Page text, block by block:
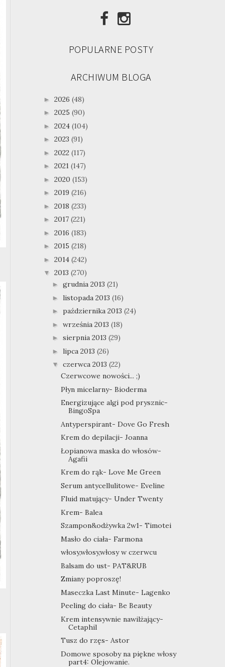
POPULARNE POSTY
ARCHIWUM BLOGA
► 2026 (48)
► 2025 (90)
► 2024 (104)
► 2023 (91)
► 2022 (117)
► 2021 (147)
► 2020 (153)
► 2019 (216)
► 2018 (233)
► 2017 (221)
► 2016 (183)
► 2015 (218)
► 2014 (242)
▼ 2013 (270)
► grudnia 2013 (21)
► listopada 2013 (16)
► października 2013 (24)
► września 2013 (18)
► sierpnia 2013 (29)
► lipca 2013 (26)
▼ czerwca 2013 (22)
Czerwcowe nowości... ;)
Płyn micelarny- Bioderma
Energizujące algi pod prysznic-
BingoSpa
Antyperspirant- Dove Go Fresh
Krem do depilacji- Joanna
Łopianowa maska do włosów-
Agafii
Krem do rąk- Love Me Green
Serum antycellulitowe- Eveline
Fluid matujący- Under Twenty
Krem- Balea
Szampon&odżywka 2w1- Timotei
Masło do ciała- Farmona
włosy,włosy,włosy w czerwcu
Balsam do ust- PAT&RUB
Zmiany poproszę!
Maseczka Last Minute- Lagenko
Peeling do ciała- Be Beauty
Krem intensywnie nawilżający-
Cetaphil
Tusz do rzęs- Astor
Domowe sposoby na piękne włosy
part4: Olejowanie.